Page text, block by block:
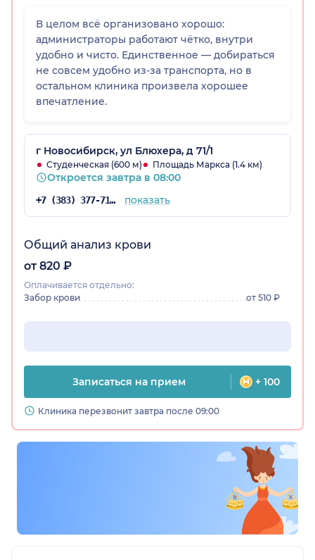
В целом всё организовано хорошо:
администраторы работают чётко, внутри
удобно и чисто. Единственное — добираться
не совсем удобно из-за транспорта, но в
остальном клиника произвела хорошее
впечатление.
г Новосибирск, ул Блюхера, д 71/1
Студенческая (600 м) Площадь Маркса (1.4 км)
Откроется завтра в 08:00
+7 (383) 377-71-34 показать
Общий анализ крови
от 820 ₽
Оплачивается отдельно:
Забор крови
от 510 ₽
Записаться на прием + 100
Клиника перезвонит завтра после 09:00